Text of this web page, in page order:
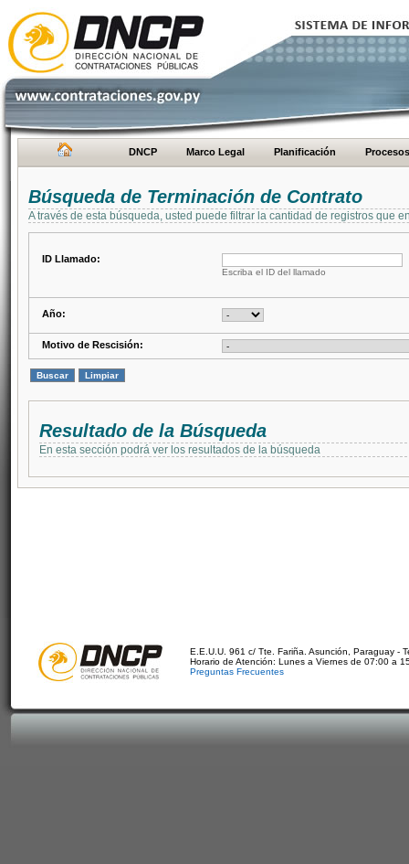
DNCP Marco Legal Planificación Procesos
Búsqueda de Terminación de Contrato
A través de esta búsqueda, usted puede filtrar la cantidad de registros que
ID Llamado:
Escriba el ID del llamado
Año:
Motivo de Rescisión:
Resultado de la Búsqueda
En esta sección podrá ver los resultados de la búsqueda
E.E.U.U. 961 c/ Tte. Fariña. Asunción, Paraguay -
Horario de Atención: Lunes a Viernes de 07:00 a
Preguntas Frecuentes